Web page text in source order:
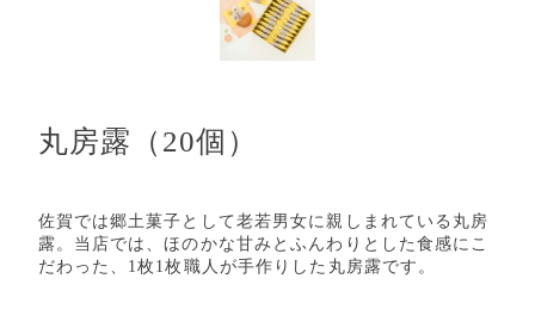
丸房露（20個）
佐賀では郷土菓子として老若男女に親しまれている丸房
露。当店では、ほのかな甘みとふんわりとした食感にこ
だわった、1枚1枚職人が手作りした丸房露です。